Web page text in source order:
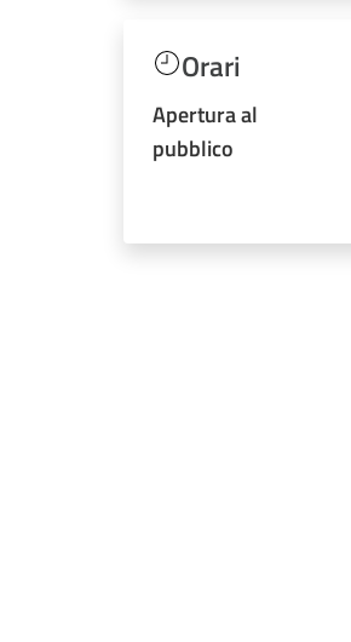
Orari
Apertura al
pubblico